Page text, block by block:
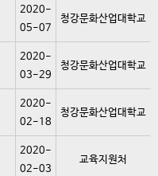
2020-
05-07
청강문화산업대학교
2020-
03-29
청강문화산업대학교
2020-
02-18
청강문화산업대학교
2020-
02-03
교육지원처